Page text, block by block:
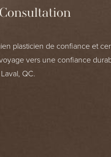
plasticien de confiance et
vers une confiance
QC.